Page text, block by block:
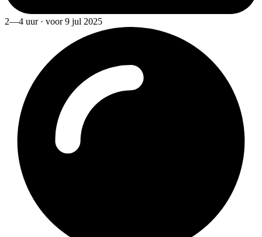
2—4 uur · voor 9 jul 2025